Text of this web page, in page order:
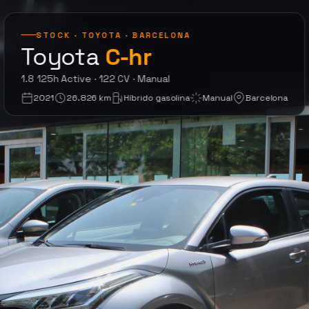
STOCK · TOYOTA · BARCELONA
Toyota C-hr1.8 125H Active ·
1.8 125h Active · 122 CV · Manual
2021 26.826 km Híbrido gasolina Manual Barcelona